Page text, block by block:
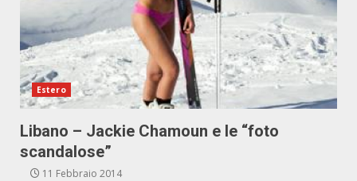
Estero
Libano – Jackie Chamoun e le “foto
scandalose”
11 Febbraio 2014